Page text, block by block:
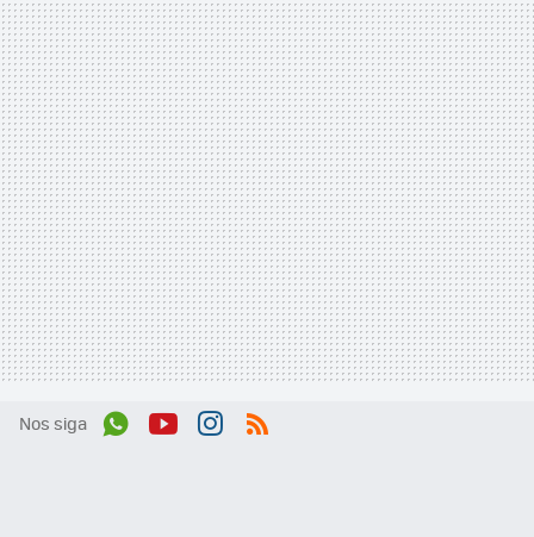
Nos siga